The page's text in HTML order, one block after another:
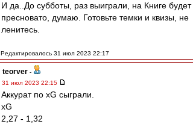
И да..До субботы, раз выиграли, на Книге будет
пресновато, думаю. Готовьте темки и квизы, не
ленитесь.
Редактировалось 31 июл 2023 22:17
teorver -
31 июл 2023 22:15
Аккурат по xG сыграли.
xG
2,27 - 1,32